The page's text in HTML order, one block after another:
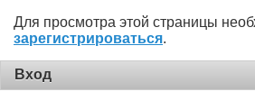
Для просмотра этой страницы
зарегистрироваться.
Вход